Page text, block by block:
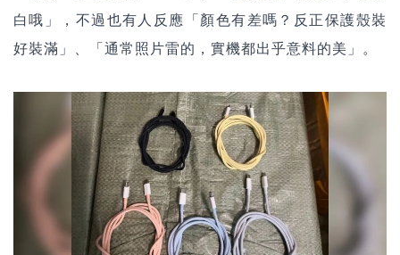
白哦」，不過也有人反應「顏色有差嗎？反正保護殼裝
好裝滿」、「通常照片雷的，實機都出乎意料的美」。